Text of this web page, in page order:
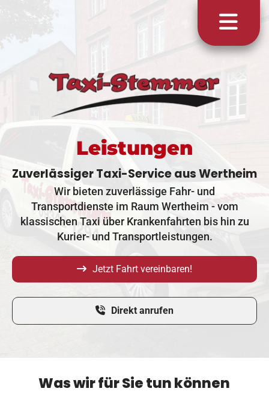
Leistungen
Zuverlässiger Taxi-Service aus Wertheim
Wir bieten zuverlässige Fahr- und
Transportdienste im Raum Wertheim - vom
klassischen Taxi über Krankenfahrten bis hin zu
Kurier- und Transportleistungen.
Jetzt Fahrt vereinbaren!
Direkt anrufen
Was wir für Sie tun können